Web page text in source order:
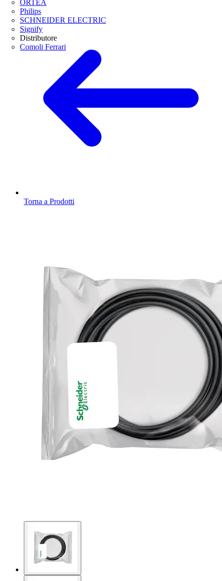
ORTEA
Philips
SCHNEIDER ELECTRIC
Signify
Distributore
Comoli Ferrari
Torna a Prodotti